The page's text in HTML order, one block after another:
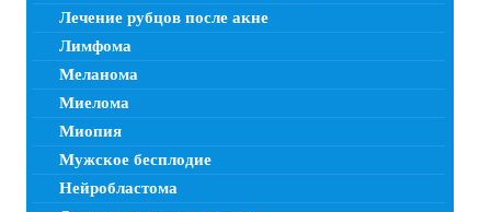
Лечение рубцов после акне
Лимфома
Меланома
Миелома
Миопия
Мужское бесплодие
Нейробластома